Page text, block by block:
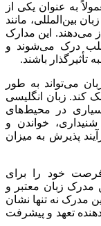
به عنوان یکی از
بین‌المللی، مانند
می‌دهند. این مدارک
درک می‌شوند و
تأثیرگذار باشند.
می‌تواند به طور
کند. زبان انگلیسی
در محیط‌های
شنیداری، خواندن و
پذیرش به میزان
فرصت خود را برای
مدرک زبان معتبر و
مدرک نه تنها نشان
تعهد و پیشرفت